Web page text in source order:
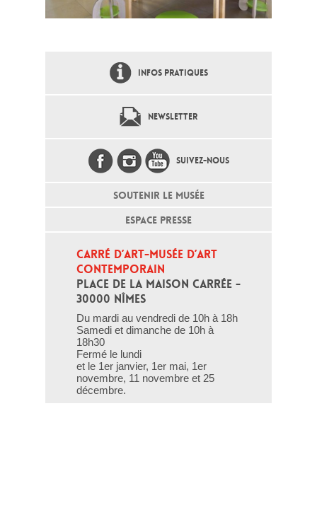
INFOS PRATIQUES
NEWSLETTER
SUIVEZ-NOUS
SOUTENIR LE MUSÉE
ESPACE PRESSE
CARRÉ D’ART-MUSÉE D’ART
CONTEMPORAIN
PLACE DE LA MAISON CARRÉE -
30000 NÎMES
Du mardi au vendredi de 10h à 18h
Samedi et dimanche de 10h à
18h30
Fermé le lundi
et le 1er janvier, 1er mai, 1er
novembre, 11 novembre et 25
décembre.